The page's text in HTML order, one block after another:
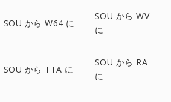
SOU から W64 に
SOU から WV
に
SOU から TTA に
SOU から RA
に